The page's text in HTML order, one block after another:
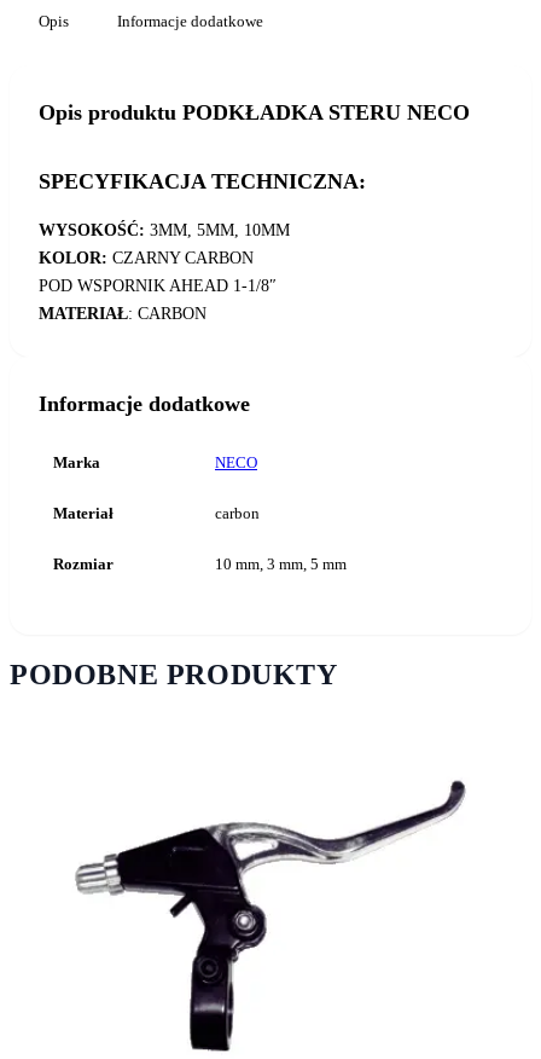
Opis Informacje dodatkowe
Opis produktu PODKŁADKA STERU NECO
SPECYFIKACJA TECHNICZNA:
WYSOKOŚĆ: 3MM, 5MM, 10MM
KOLOR: CZARNY CARBON
POD WSPORNIK AHEAD 1-1/8″
MATERIAŁ: CARBON
Informacje dodatkowe
Marka NECO
Materiał carbon
Rozmiar 10 mm, 3 mm, 5 mm
PODOBNE PRODUKTY